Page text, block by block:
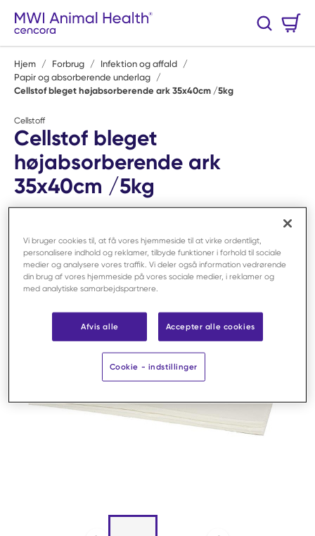
Spring til hovedindhold
Søg
Hjem / Forbrug / Infektion og affald /
Papir og absorberende underlag /
Cellstof bleget højabsorberende ark 35x40cm /5kg
Cellstoff
Cellstof bleget
højabsorberende ark
35x40cm /5kg
Vi bruger cookies til, at få vores hjemmeside til at virke ordentligt,
personalisere indhold og reklamer, tilbyde funktioner i forhold til sociale
medier og analysere vores traffik. Vi deler også information vedrørende
din brug af vores hjemmeside på vores sociale medier, i reklamer og
med analytiske samarbejdspartnere.
Afvis alle Accepter alle cookies
Cookie - indstillinger